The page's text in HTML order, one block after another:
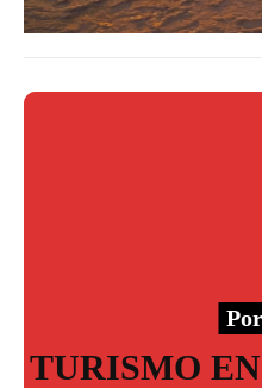
TURISMO